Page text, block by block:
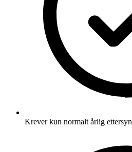
Krever kun normalt årlig ettersyn